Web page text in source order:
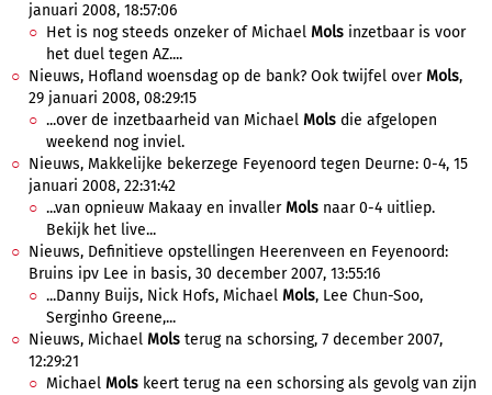
januari 2008, 18:57:06
Het is nog steeds onzeker of Michael Mols inzetbaar is voor
het duel tegen AZ....
Nieuws, Hofland woensdag op de bank? Ook twijfel overMols,
29 januari 2008, 08:29:15
...over de inzetbaarheid van Michael Mols die afgelopen
weekend nog inviel.
Nieuws, Makkelijke bekerzege Feyenoord tegen Deurne: 0-4, 15
januari 2008, 22:31:42
...van opnieuw Makaay en invallerMols naar 0-4 uitliep.
Bekijk het live...
Nieuws, Definitieve opstellingen Heerenveen en Feyenoord:
Bruins ipv Lee in basis, 30 december 2007, 13:55:16
...Danny Buijs, Nick Hofs, Michael Mols, Lee Chun-Soo,
Serginho Greene,...
Nieuws, Michael Mols terug na schorsing, 7 december 2007,
12:29:21
Michael Mols keert terug na een schorsing als gevolg van zijn